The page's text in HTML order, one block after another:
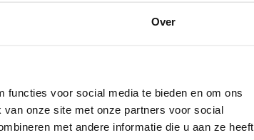
Over
functies voor social media te bieden en om ons
onze site met onze partners voor social
met andere informatie die u aan ze heeft
Bij 2dekansje.com profiteer je van